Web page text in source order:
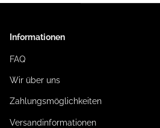
Informationen
FAQ
Wir über uns
Zahlungsmöglichkeiten
Versandinformationen